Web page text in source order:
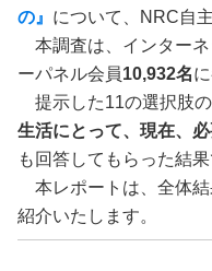
の』 について、NRC自
本調査は、インター
ーパネル会員10,932名
提示した11の選択肢
生活にとって、現在、必
も回答してもらった結果
本レポートは、全体結
紹介いたします。